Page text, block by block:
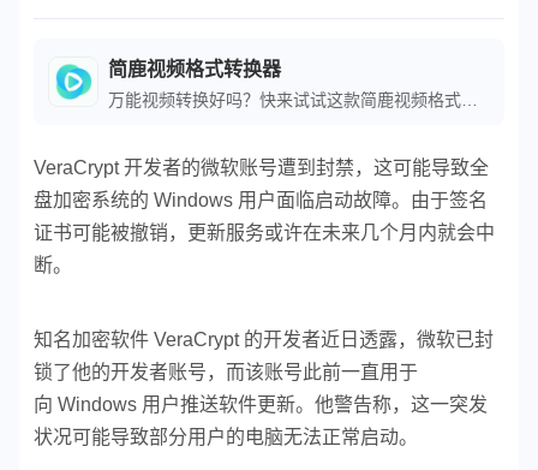
简鹿视频格式转换器
VeraCrypt 开发者的微软账号遭到封禁，这可能导致全
盘加密系统的 Windows 用户面临启动故障。由于签名
证书可能被撤销，更新服务或许在未来几个月内就会中
断。
知名加密软件 VeraCrypt 的开发者近日透露，微软已封
锁了他的开发者账号，而该账号此前一直用于
向 Windows 用户推送软件更新。他警告称，这一突发
状况可能导致部分用户的电脑无法正常启动。